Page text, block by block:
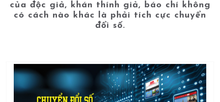
của độc giả, khán thính giả, báo chí không
có cách nào khác là phải tích cực chuyển
đổi số.